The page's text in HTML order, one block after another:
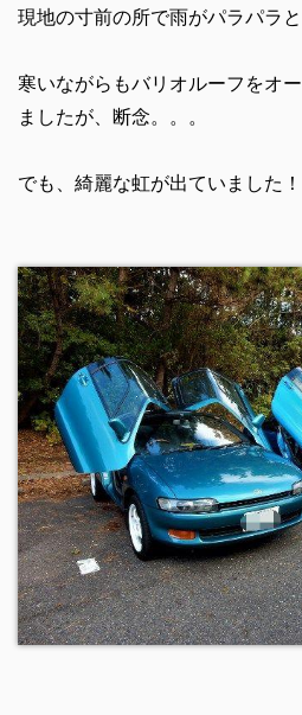
現地の寸前の所で雨がパラパラと
寒いながらもバリオルーフをオ
ましたが、断念。。。
でも、綺麗な虹が出ていました！